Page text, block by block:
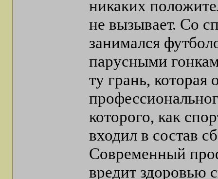
никаких
не вызывает. Со
занимался
парусными
ту грань, которая
которого, как
входил в состав
Современный
вредит здоровью